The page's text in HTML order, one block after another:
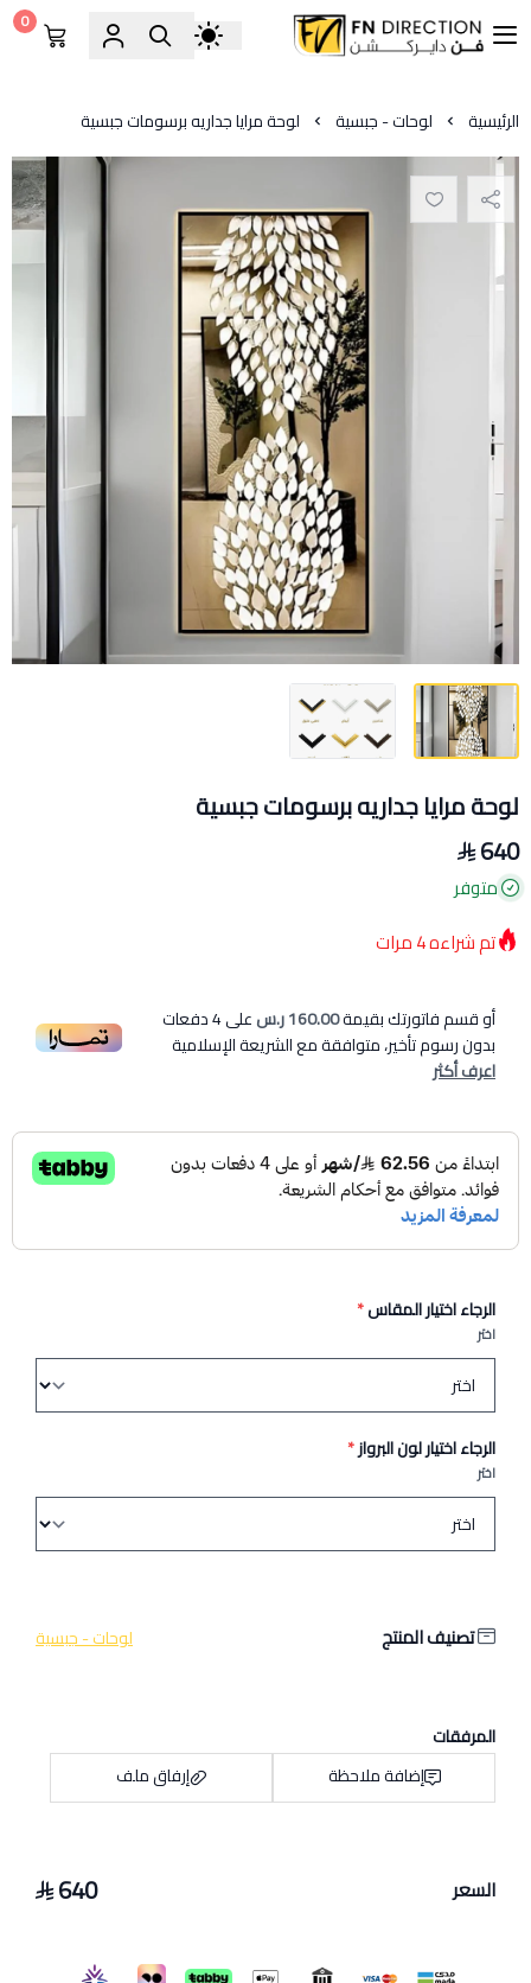
فن دايركشن
0
الرئيسية لوحات - جبسية لوحة مرايا جداريه برسومات جبسية
لوحة مرايا جداريه برسومات جبسية
640
متوفر
تم شراءه4مرات
أو قسم فاتورتك بقيمة160.00 ر.س على4دفعات
بدون رسوم تأخير، متوافقة مع الشريعة الإسلامية
اعرف أكثر
الرجاء اختيار المقاس*
اختر
الرجاء اختيار لون البرواز*
اختر
تصنيف المنتج لوحات - جبسية
المرفقات
إضافة ملاحظة
إرفاق ملف
السعر 640